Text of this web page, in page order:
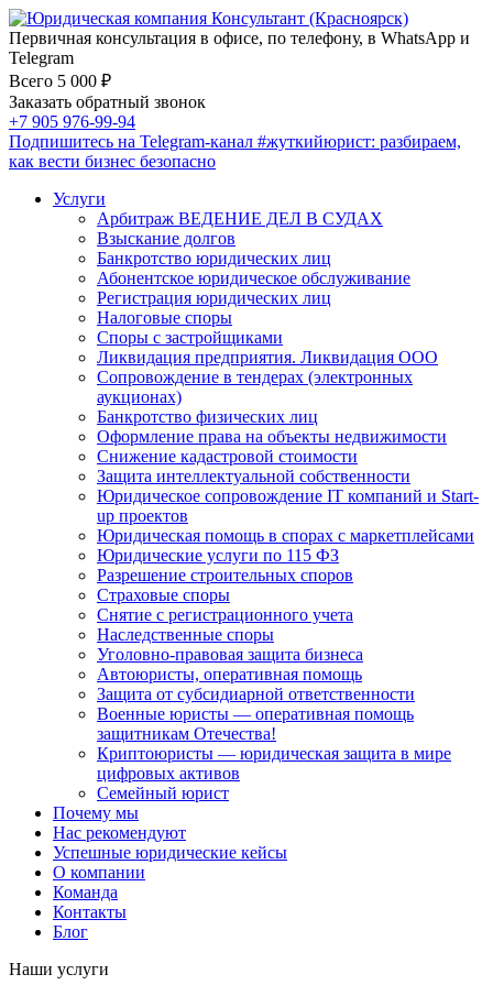
Первичная консультация в офисе, по телефону, в WhatsApp и
Telegram
Всего 5 000 ₽
Заказать обратный звонок
+7 905 976-99-94
Подпишитесь на Telegram-канал #жуткийюрист: разбираем,
как вести бизнес безопасно
Услуги
Арбитраж ВЕДЕНИЕ ДЕЛ В СУДАХ
Взыскание долгов
Банкротство юридических лиц
Абонентское юридическое обслуживание
Регистрация юридических лиц
Налоговые споры
Споры с застройщиками
Ликвидация предприятия. Ликвидация ООО
Сопровождение в тендерах (электронных
аукционах)
Банкротство физических лиц
Оформление права на объекты недвижимости
Снижение кадастровой стоимости
Защита интеллектуальной собственности
Юридическое сопровождение IT компаний и Start-
up проектов
Юридическая помощь в спорах с маркетплейсами
Юридические услуги по 115 ФЗ
Разрешение строительных споров
Страховые споры
Снятие с регистрационного учета
Наследственные споры
Уголовно-правовая защита бизнеса
Автоюристы, оперативная помощь
Защита от субсидиарной ответственности
Военные юристы — оперативная помощь
защитникам Отечества!
Криптоюристы — юридическая защита в мире
цифровых активов
Семейный юрист
Почему мы
Нас рекомендуют
Успешные юридические кейсы
О компании
Команда
Контакты
Блог
Наши услуги